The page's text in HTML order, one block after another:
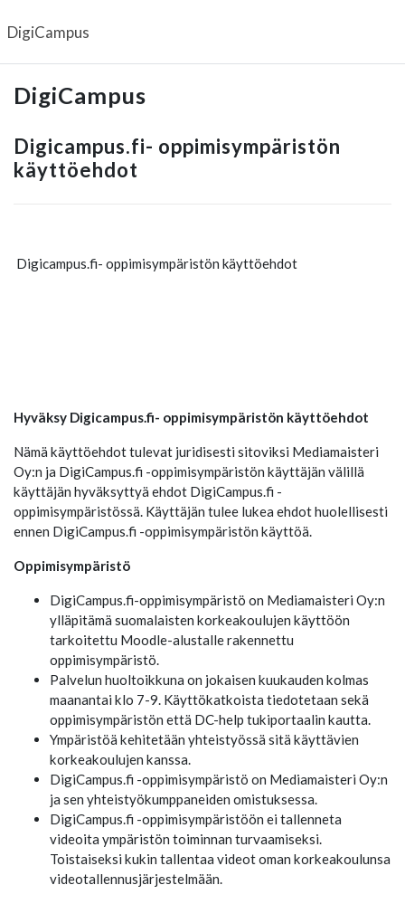
DigiCampus
DigiCampus
Digicampus.fi- oppimisympäristön
käyttöehdot
Digicampus.fi- oppimisympäristön käyttöehdot
Hyväksy Digicampus.fi- oppimisympäristön käyttöehdot
Nämä käyttöehdot tulevat juridisesti sitoviksi Mediamaisteri
Oy:n ja DigiCampus.fi -oppimisympäristön käyttäjän välillä
käyttäjän hyväksyttyä ehdot DigiCampus.fi -
oppimisympäristössä. Käyttäjän tulee lukea ehdot huolellisesti
ennen DigiCampus.fi -oppimisympäristön käyttöä.
Oppimisympäristö
DigiCampus.fi-oppimisympäristö on Mediamaisteri Oy:n
ylläpitämä suomalaisten korkeakoulujen käyttöön
tarkoitettu Moodle-alustalle rakennettu
oppimisympäristö.
Palvelun huoltoikkuna on jokaisen kuukauden kolmas
maanantai klo 7-9. Käyttökatkoista tiedotetaan sekä
oppimisympäristön että DC-help tukiportaalin kautta.
Ympäristöä kehitetään yhteistyössä sitä käyttävien
korkeakoulujen kanssa.
DigiCampus.fi -oppimisympäristö on Mediamaisteri Oy:n
ja sen yhteistyökumppaneiden omistuksessa.
DigiCampus.fi -oppimisympäristöön ei tallenneta
videoita ympäristön toiminnan turvaamiseksi.
Toistaiseksi kukin tallentaa videot oman korkeakoulunsa
videotallennusjärjestelmään.